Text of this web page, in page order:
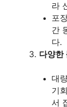
라
포
간
다.
다양한
대
기
서